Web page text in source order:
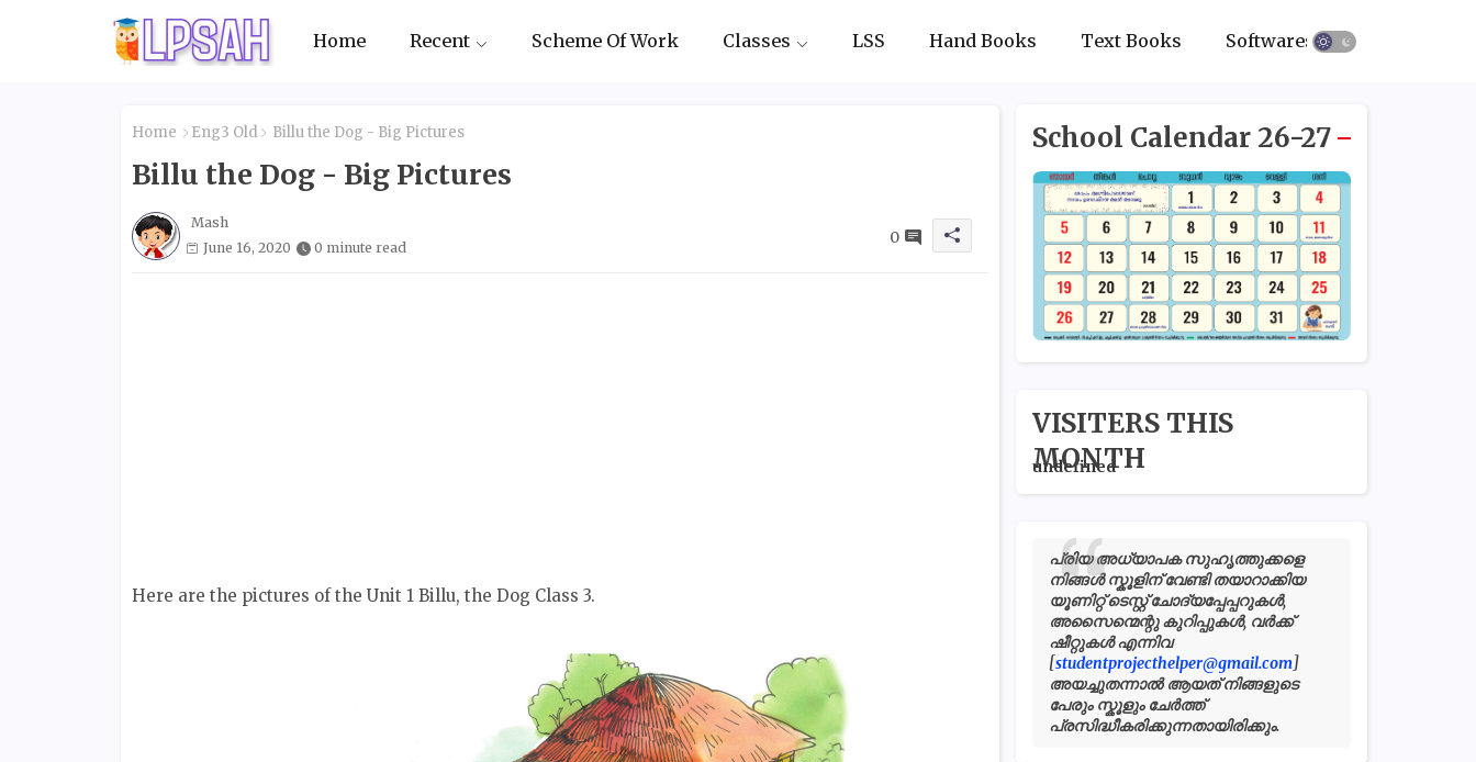
Home Recent Scheme Of Work Classes LSS Hand Books Text Books Softwares
Home Eng3 Old Billu the Dog - Big Pictures
Billu the Dog - Big Pictures
Mash
June 16, 2020
0 minute read
0
Here are the pictures of the Unit 1 Billu, the Dog Class 3.
School Calendar 26-27
VISITERS THIS
MONTH
undefned
പ്രിയ അധ്യാപക സുഹൃത്തുക്കളെ
നിങ്ങൾ സ്കൂളിന് വേണ്ടി തയാറാക്കിയ
യൂണിറ്റ് ടെസ്റ്റ് ചോദ്യപ്പേപ്പറുകൾ,
അസൈന്മെന്റു കുറിപ്പുകൾ, വർക്ക്
ഷീറ്റുകൾ എന്നിവ
[studentprojecthelper@gmail.com]
അയച്ചുതന്നാൽ ആയത് നിങ്ങളുടെ
പേരും സ്കൂളും ചേർത്ത്
പ്രസിദ്ധീകരിക്കുന്നതായിരിക്കും.